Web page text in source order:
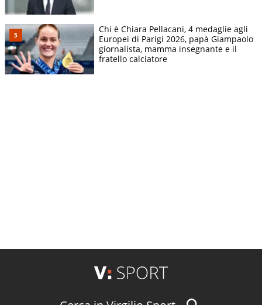
Chi è Chiara Pellacani, 4 medaglie agli
Europei di Parigi 2026, papà Giampaolo
giornalista, mamma insegnante e il
fratello calciatore